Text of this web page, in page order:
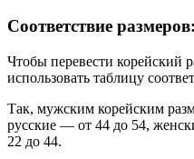
Соответствие размеров:
Чтобы перевести корейский
использовать таблицу
Так, мужским корейским
русские — от 44 до 54,
22 до 44.